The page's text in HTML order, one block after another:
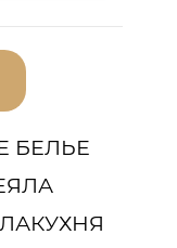
БЕЛЬЕ
КУХНЯ